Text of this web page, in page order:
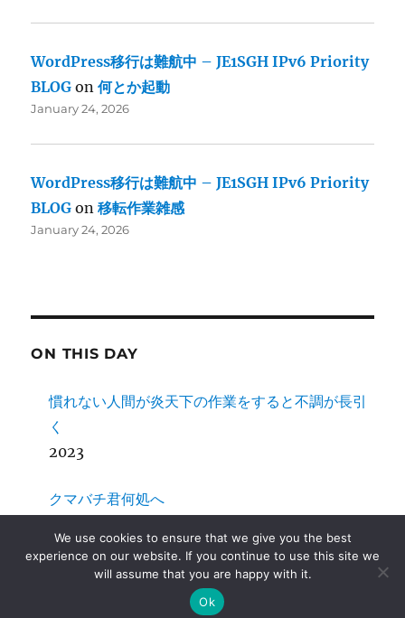
WordPress移行は難航中 – JE1SGH IPv6 Priority
BLOG on何とか起動
January 24, 2026
WordPress移行は難航中 – JE1SGH IPv6 Priority
BLOG on移転作業雑感
January 24, 2026
ON THIS DAY
慣れない人間が炎天下の作業をすると不調が長引
く
2023
クマバチ君何処へ
女子に「カットマン」はおかしいだろう
We use cookies to ensure that we give you the best
experience on our website. If you continue to use this site we
will assume that you are happy with it.
Ok